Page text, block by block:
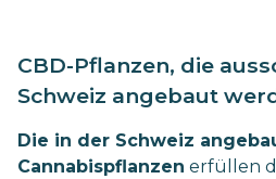
CBD-Pflanzen, die
Schweiz angebaut
Die in der Schweiz
Cannabispflanzen erfüllen